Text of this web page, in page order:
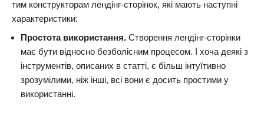
тим конструкторам лендінг-сторінок, які мають наступні
характеристики:
Простота використання. Створення лендінг-сторінки
має бути відносно безболісним процесом. І хоча деякі з
інструментів, описаних в статті, є більш інтуїтивно
зрозумілими, ніж інші, всі вони є досить простими у
використанні.